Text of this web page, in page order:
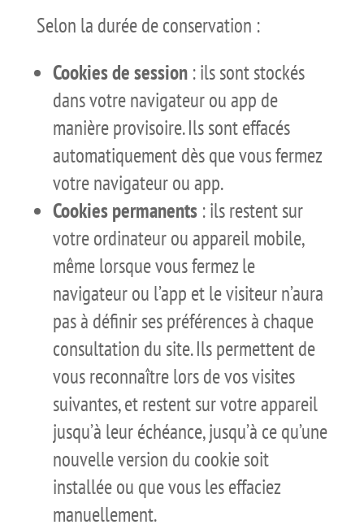
Selon la durée de conservation :
Cookies de session: ils sont stockés
dans votre navigateur ou app de
manière provisoire. Ils sont effacés
automatiquement dès que vous fermez
votre navigateur ou app.
Cookies permanents: ils restent sur
votre ordinateur ou appareil mobile,
même lorsque vous fermez le
navigateur ou l’app et le visiteur n’aura
pas à définir ses préférences à chaque
consultation du site. Ils permettent de
vous reconnaître lors de vos visites
suivantes, et restent sur votre appareil
jusqu’à leur échéance, jusqu’à ce qu’une
nouvelle version du cookie soit
installée ou que vous les effaciez
manuellement.